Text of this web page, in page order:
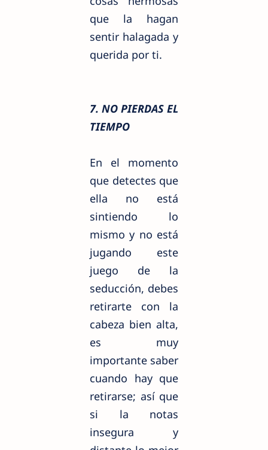
que la hagan
sentir halagada y
querida por ti.
7. NO PIERDAS EL
TIEMPO
En el momento
que detectes que
ella no está
sintiendo lo
mismo y no está
jugando este
juego de la
seducción, debes
retirarte con la
cabeza bien alta,
es muy
importante saber
cuando hay que
retirarse; así que
si la notas
insegura y